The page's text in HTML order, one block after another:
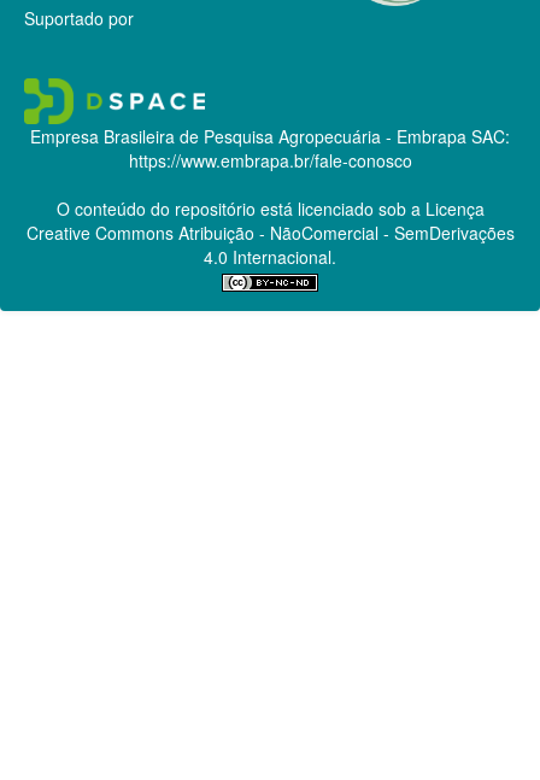
Suportado por
Empresa Brasileira de Pesquisa Agropecuária - Embrapa SAC:
https://www.embrapa.br/fale-conosco
O conteúdo do repositório está licenciado sob a Licença
Creative CommonsAtribuição - NãoComercial - SemDerivações
4.0 Internacional.